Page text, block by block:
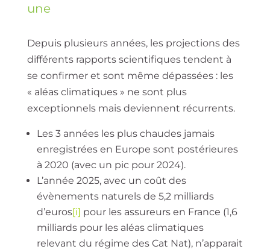
une
Depuis plusieurs années, les projections des
différents rapports scientifiques tendent à
se confirmer et sont même dépassées : les
« aléas climatiques » ne sont plus
exceptionnels mais deviennent récurrents.
Les 3 années les plus chaudes jamais
enregistrées en Europe sont postérieures
à 2020 (avec un pic pour 2024).
L’année 2025, avec un coût des
évènements naturels de 5,2 milliards
d’euros[i] pour les assureurs en France (1,6
milliards pour les aléas climatiques
relevant du régime des Cat Nat), n’apparait